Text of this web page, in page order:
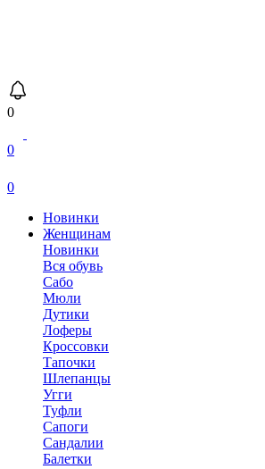
0
0
0
Новинки
Женщинам
Новинки
Вся обувь
Сабо
Мюли
Дутики
Лоферы
Кроссовки
Тапочки
Шлепанцы
Угги
Туфли
Сапоги
Сандалии
Балетки